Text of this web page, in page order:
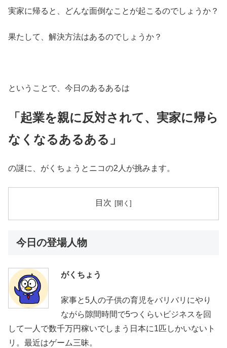
実家に帰ると、どんな面倒なことが起こるのでしょうか？
果たして、解決方法はあるのでしょうか？
ということで、今日のあるあるは
「起業を親に反対されて、実家に帰ら
なくなるあるある」
の謎に、がくちょうとニコの2人が挑みます。
目次
今日の登場人物
がくちょう
家事と5人の子供の育児をバリバリにやり
ながら隙間時間で5つくらいビジネスを回
して一人で数千万円稼いでしまう日本に1匹しかいないト
リ。最近はゲーム三昧。